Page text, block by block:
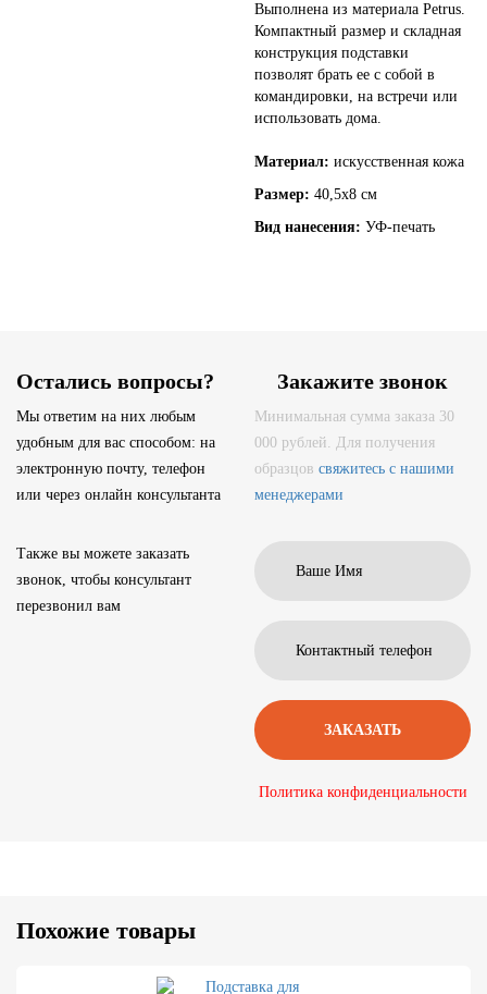
Выполнена из материала Petrus.
Компактный размер и складная
конструкция подставки
позволят брать ее с собой в
командировки, на встречи или
использовать дома.
Материал: искусственная кожа
Размер: 40,5х8 см
Вид нанесения: УФ-печать
Остались вопросы?
Мы ответим на них любым
удобным для вас способом: на
электронную почту, телефон
или через онлайн консультанта
Также вы можете заказать
звонок, чтобы консультант
перезвонил вам
Закажите звонок
Минимальная сумма заказа 30
000 рублей. Для получения
образцов свяжитесь с нашими
менеджерами
Политика конфиденциальности
Похожие товары